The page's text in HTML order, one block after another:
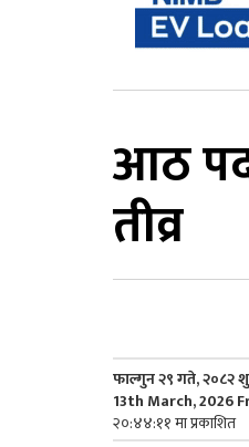
आठ
तीव्र
फाल्गुन २९ गते, २०८२
13th March, 2026
२०:४४:११ मा प्रकाशित